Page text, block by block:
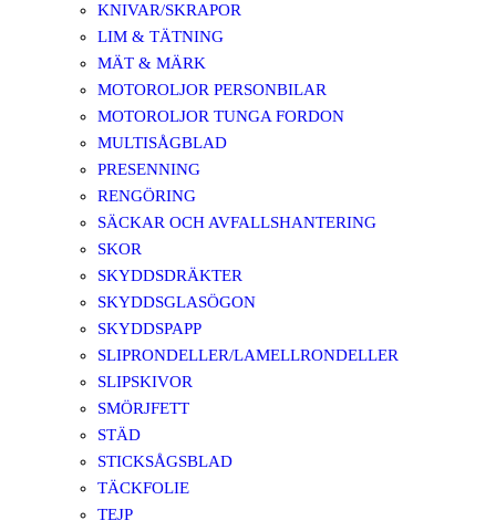
KNIVAR/SKRAPOR
LIM & TÄTNING
MÄT & MÄRK
MOTOROLJOR PERSONBILAR
MOTOROLJOR TUNGA FORDON
MULTISÅGBLAD
PRESENNING
RENGÖRING
SÄCKAR OCH AVFALLSHANTERING
SKOR
SKYDDSDRÄKTER
SKYDDSGLASÖGON
SKYDDSPAPP
SLIPRONDELLER/LAMELLRONDELLER
SLIPSKIVOR
SMÖRJFETT
STÄD
STICKSÅGSBLAD
TÄCKFOLIE
TEJP